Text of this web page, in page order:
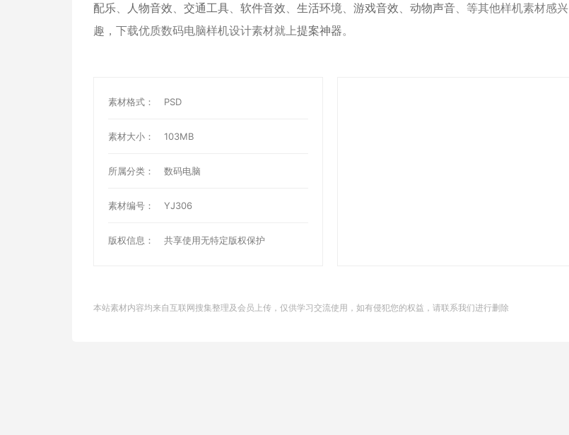
配乐、 人物音效、 交通工具、 软件音效、 生活环境、 游戏音效、 动物声音、等其他样机素材感兴
趣，下载优质数码电脑样机设计素材就上提案神器。
素材格式： PSD
素材大小： 103MB
所属分类： 数码电脑
素材编号： YJ306
版权信息： 共享使用无特定版权保护
本站素材内容均来自互联网搜集整理及会员上传，仅供学习交流使用，如有侵犯您的权益，请联系我们进行删除